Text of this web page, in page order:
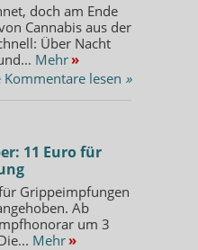
doch am Ende
Cannabis aus der
Über Nacht
Mehr »
Kommentare lesen »
11 Euro für
Grippeimpfungen
Ab
um 3
Mehr »